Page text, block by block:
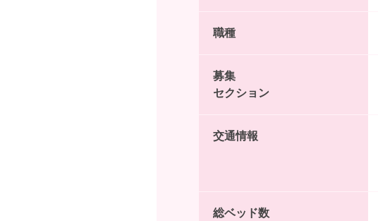
職種
募集
セクション
交通情報
総ベッド数